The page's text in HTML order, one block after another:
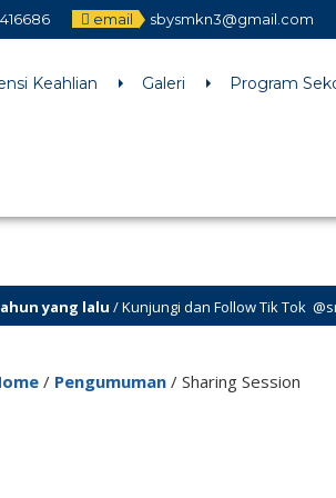
since version 6.9.0! IE
email sbysmkn3@gmail.com
Keahlian Galeri Program
dan Follow Tik Tok @smkn.3.surabaya
/ Pengumuman/ Sharing Session